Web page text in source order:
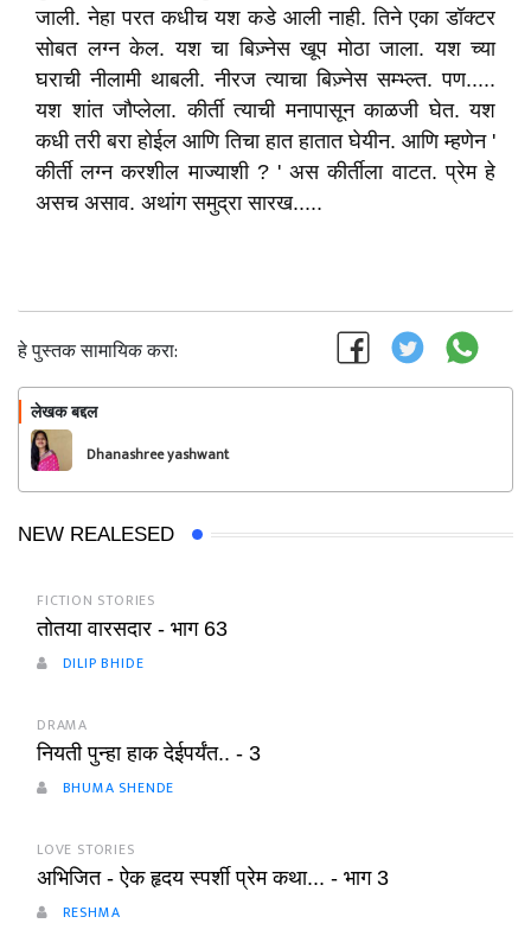
जाली. नेहा परत कधीच यश कडे आली नाही. तिने एका डॉक्टर
सोबत लग्न केल. यश चा बिज़्नेस खूप मोठा जाला. यश च्या
घराची नीलामी थाबली. नीरज त्याचा बिज़्नेस सम्भ्ल्त. पण.....
यश शांत जौप्लेला. कीर्ती त्याची मनापासून काळजी घेत. यश
कधी तरी बरा होईल आणि तिचा हात हातात घेयीन. आणि म्हणेन '
कीर्ती लग्न करशील माज्याशी ? ' अस कीर्तीला वाटत. प्रेम हे
असच असाव. अथांग समुद्रा सारख.....
हे पुस्तक सामायिक करा:
लेखक बद्दल
Dhanashree yashwant
pisal
NEW REALESED
FICTION STORIES
तोतया वारसदार - भाग 63
DILIP BHIDE
DRAMA
नियती पुन्हा हाक देईपर्यंत.. - 3
BHUMA SHENDE
LOVE STORIES
अभिजित - ऐक हृदय स्पर्शी प्रेम कथा... - भाग 3
RESHMA